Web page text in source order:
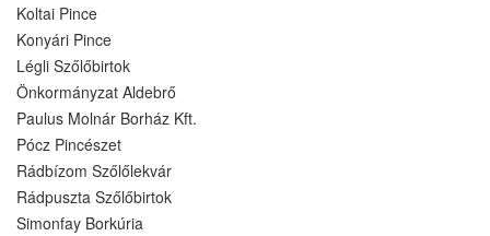
Koltai Pince
Konyári Pince
Légli Szőlőbirtok
Önkormányzat Aldebrő
Paulus Molnár Borház Kft.
Pócz Pincészet
Rádbízom Szőlőlekvár
Rádpuszta Szőlőbirtok
Simonfay Borkúria